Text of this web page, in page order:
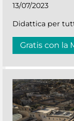
13/07/2023
Didattica per
Gratis con la